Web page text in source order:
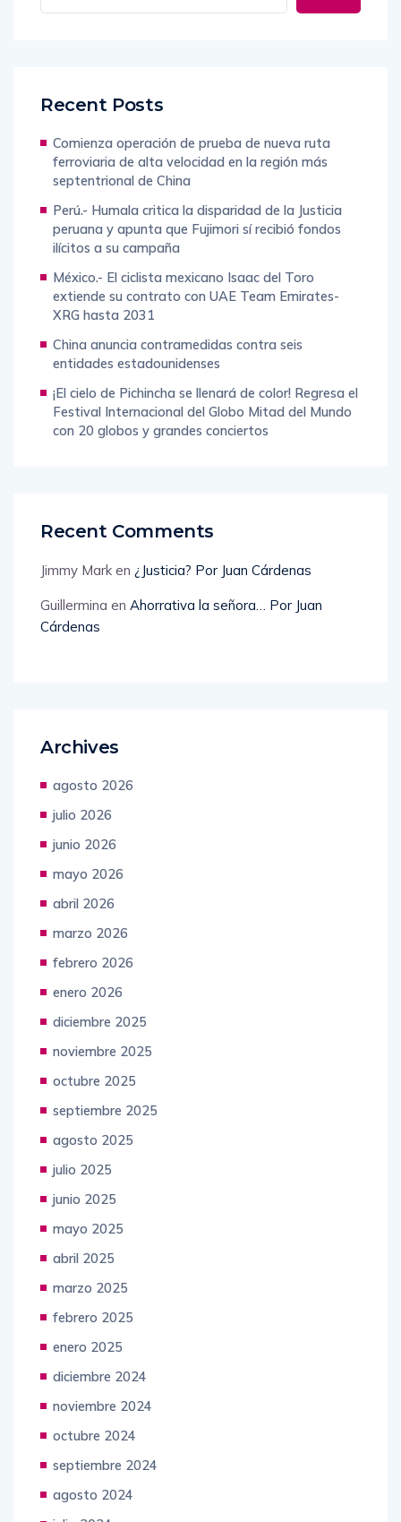
Recent Posts
Comienza operación de prueba de nueva ruta
ferroviaria de alta velocidad en la región más
septentrional de China
Perú.- Humala critica la disparidad de la Justicia
peruana y apunta que Fujimori sí recibió fondos
ilícitos a su campaña
México.- El ciclista mexicano Isaac del Toro
extiende su contrato con UAE Team Emirates-
XRG hasta 2031
China anuncia contramedidas contra seis
entidades estadounidenses
¡El cielo de Pichincha se llenará de color! Regresa el
Festival Internacional del Globo Mitad del Mundo
con 20 globos y grandes conciertos
Recent Comments
Jimmy Mark en ¿Justicia? Por Juan Cárdenas
Guillermina en Ahorrativa la señora… Por Juan
Cárdenas
Archives
agosto 2026
julio 2026
junio 2026
mayo 2026
abril 2026
marzo 2026
febrero 2026
enero 2026
diciembre 2025
noviembre 2025
octubre 2025
septiembre 2025
agosto 2025
julio 2025
junio 2025
mayo 2025
abril 2025
marzo 2025
febrero 2025
enero 2025
diciembre 2024
noviembre 2024
octubre 2024
septiembre 2024
agosto 2024